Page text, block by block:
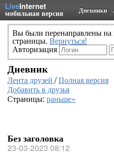
LiveInternet
мобильная версия Дневники
Вы были перенаправлены
страницы. Вернуться!
Авторизация
Дневник
Лента друзей /Полная версия
Добавить в друзья
Страницы: раньше»
Без заголовка
23-03-2023 08:12